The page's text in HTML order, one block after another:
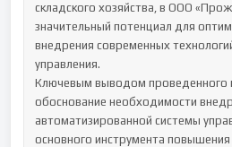
складского хозяйства, в ООО
значительный потенциал для
внедрения современных
управления.
Ключевым выводом проведенного
обоснование необходимости
автоматизированной системы
основного инструмента